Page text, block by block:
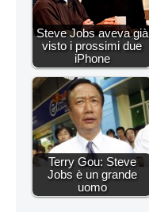
Steve Jobs aveva già
visto i prossimi due
iPhone
Terry Gou: Steve
Jobs è un grande
uomo